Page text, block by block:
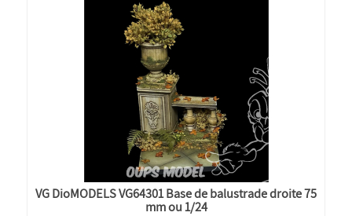
VG DioMODELS VG64301 Base de balustrade droite 75
mm ou 1/24